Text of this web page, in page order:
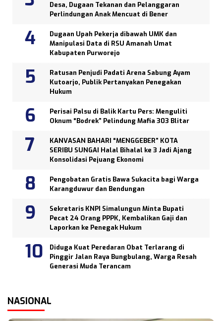
Desa, Dugaan Tekanan dan Pelanggaran
Perlindungan Anak Mencuat di Bener
Dugaan Upah Pekerja dibawah UMK dan
Manipulasi Data di RSU Amanah Umat
Kabupaten Purworejo
Ratusan Penjudi Padati Arena Sabung Ayam
Kutoarjo, Publik Pertanyakan Penegakan
Hukum
Perisai Palsu di Balik Kartu Pers: Menguliti
Oknum “Bodrek” Pelindung Mafia 303 Blitar
KANVASAN BAHARI “MENGGEBER” KOTA
SERIBU SUNGAI Halal Bihalal ke 3 Jadi Ajang
Konsolidasi Pejuang Ekonomi
Pengobatan Gratis Bawa Sukacita bagi Warga
Karangduwur dan Bendungan
Sekretaris KNPI Simalungun Minta Bupati
Pecat 24 Orang PPPK, Kembalikan Gaji dan
Laporkan ke Penegak Hukum
Diduga Kuat Peredaran Obat Terlarang di
Pinggir Jalan Raya Bungbulang, Warga Resah
Generasi Muda Terancam
NASIONAL